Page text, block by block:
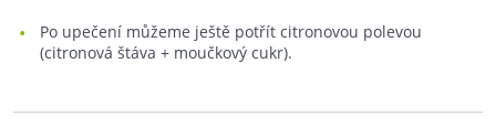
Po upečení můžeme ještě potřít citronovou polevou
(citronová štáva + moučkový cukr).